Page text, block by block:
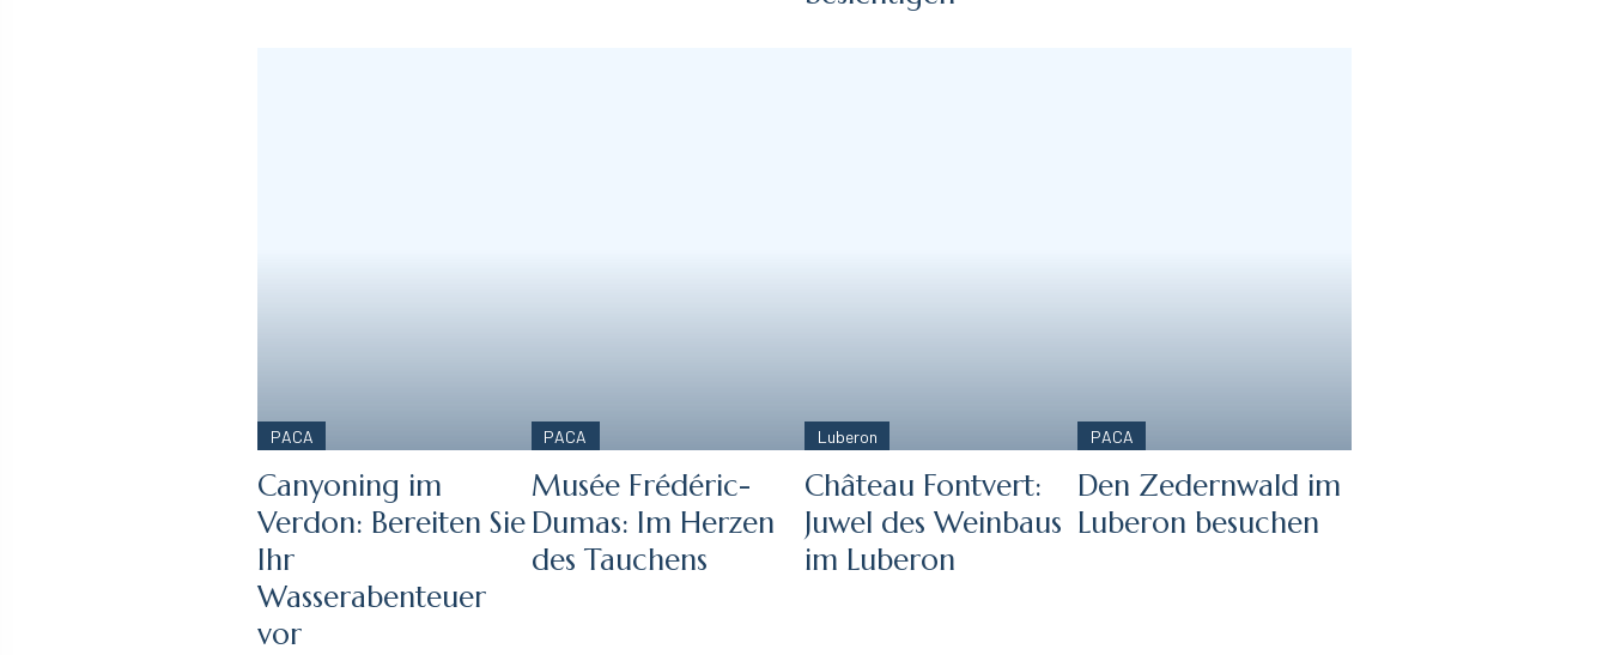
PACA
Canyoning im
Verdon: Bereiten Sie
Ihr
Wasserabenteuer
vor
PACA
Musée Frédéric-
Dumas: Im Herzen
des Tauchens
Luberon
Château Fontvert:
Juwel des Weinbaus
im Luberon
PACA
Den Zedernwald im
Luberon besuchen